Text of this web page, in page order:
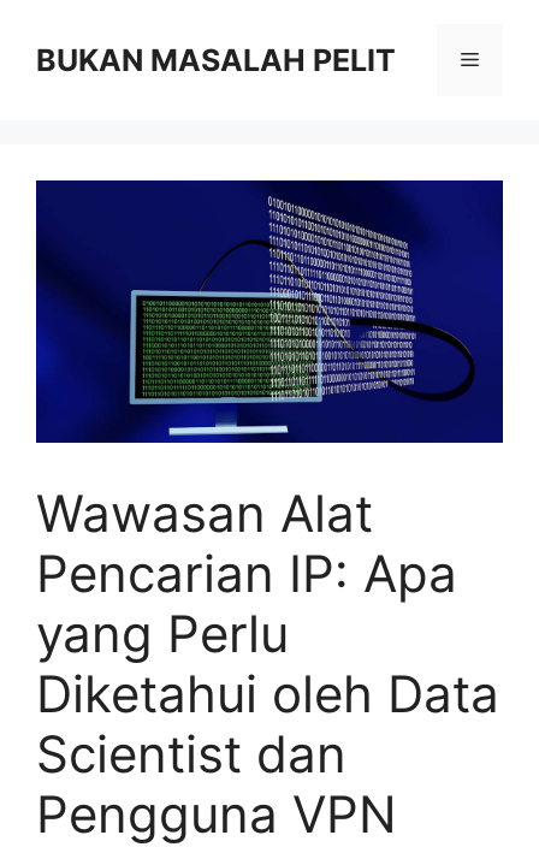
contentBUKAN MASALAH PELIT Menu
Wawasan Alat
Pencarian IP: Apa
yang Perlu
Diketahui oleh Data
Scientist dan
Pengguna VPN